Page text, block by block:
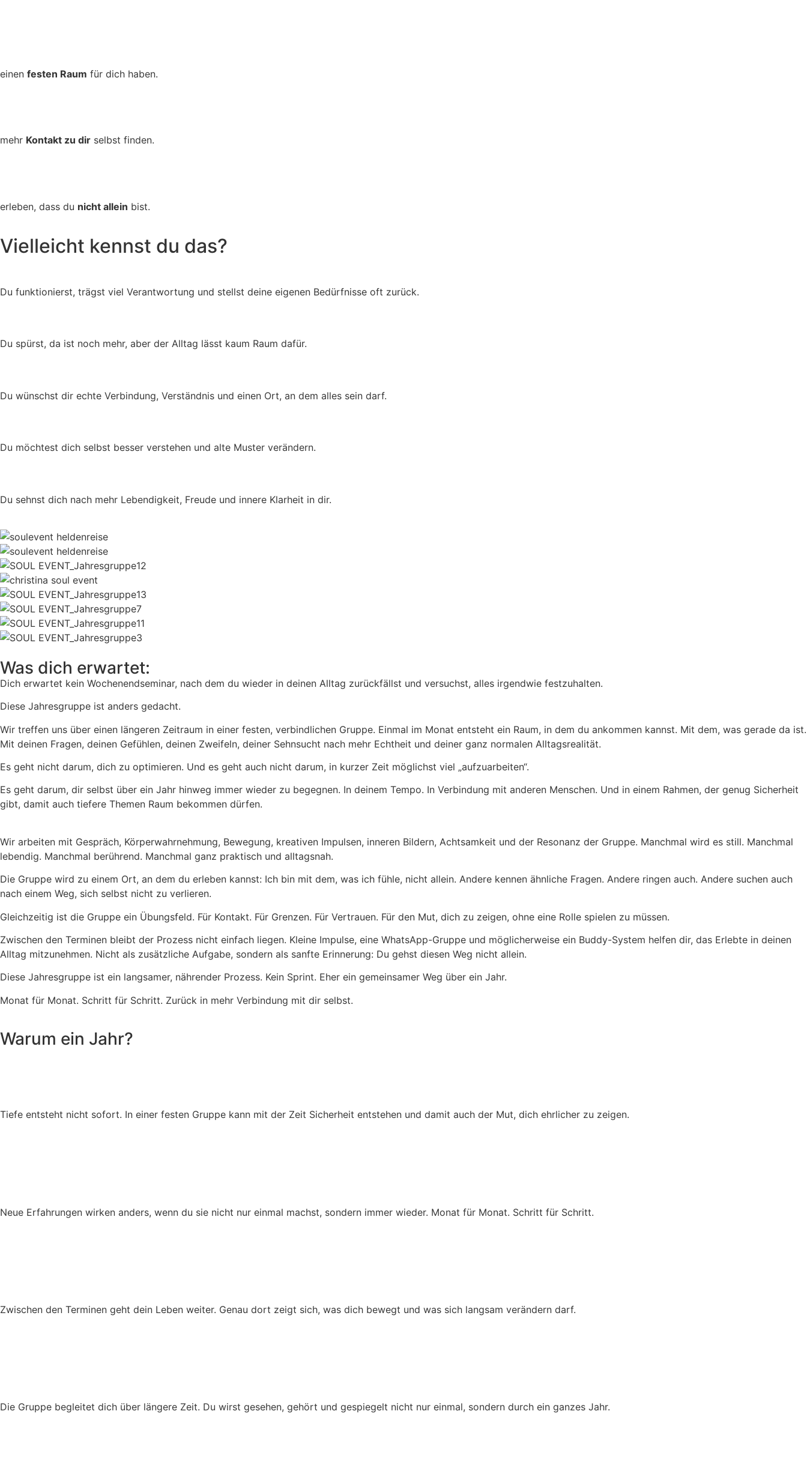
einen festen Raum für dich haben.
mehr Kontakt zu dir selbst finden.
erleben, dass du nicht allein bist.
Vielleicht kennst du das?
Du funktionierst, trägst viel Verantwortung und stellst deine eigenen Bedürfnisse oft zurück.
Du spürst, da ist noch mehr, aber der Alltag lässt kaum Raum dafür.
Du wünschst dir echte Verbindung, Verständnis und einen Ort, an dem alles sein darf.
Du möchtest dich selbst besser verstehen und alte Muster verändern.
Du sehnst dich nach mehr Lebendigkeit, Freude und innere Klarheit in dir.
Was dich erwartet:
Dich erwartet kein Wochenendseminar, nach dem du wieder in deinen Alltag zurückfällst und versuchst, alles irgendwie festzuhalten.
Diese Jahresgruppe ist anders gedacht.
Wir treffen uns über einen längeren Zeitraum in einer festen, verbindlichen Gruppe. Einmal im Monat entsteht ein Raum, in dem du ankommen kannst. Mit dem, was gerade da ist.
Mit deinen Fragen, deinen Gefühlen, deinen Zweifeln, deiner Sehnsucht nach mehr Echtheit und deiner ganz normalen Alltagsrealität.
Es geht nicht darum, dich zu optimieren. Und es geht auch nicht darum, in kurzer Zeit möglichst viel „aufzuarbeiten“.
Es geht darum, dir selbst über ein Jahr hinweg immer wieder zu begegnen. In deinem Tempo. In Verbindung mit anderen Menschen. Und in einem Rahmen, der genug Sicherheit
gibt, damit auch tiefere Themen Raum bekommen dürfen.
Wir arbeiten mit Gespräch, Körperwahrnehmung, Bewegung, kreativen Impulsen, inneren Bildern, Achtsamkeit und der Resonanz der Gruppe. Manchmal wird es still. Manchmal
lebendig. Manchmal berührend. Manchmal ganz praktisch und alltagsnah.
Die Gruppe wird zu einem Ort, an dem du erleben kannst: Ich bin mit dem, was ich fühle, nicht allein. Andere kennen ähnliche Fragen. Andere ringen auch. Andere suchen auch
nach einem Weg, sich selbst nicht zu verlieren.
Gleichzeitig ist die Gruppe ein Übungsfeld. Für Kontakt. Für Grenzen. Für Vertrauen. Für den Mut, dich zu zeigen, ohne eine Rolle spielen zu müssen.
Zwischen den Terminen bleibt der Prozess nicht einfach liegen. Kleine Impulse, eine WhatsApp-Gruppe und möglicherweise ein Buddy-System helfen dir, das Erlebte in deinen
Alltag mitzunehmen. Nicht als zusätzliche Aufgabe, sondern als sanfte Erinnerung: Du gehst diesen Weg nicht allein.
Diese Jahresgruppe ist ein langsamer, nährender Prozess. Kein Sprint. Eher ein gemeinsamer Weg über ein Jahr.
Monat für Monat. Schritt für Schritt. Zurück in mehr Verbindung mit dir selbst.
Warum ein Jahr?
Tiefe entsteht nicht sofort. In einer festen Gruppe kann mit der Zeit Sicherheit entstehen und damit auch der Mut, dich ehrlicher zu zeigen.
Neue Erfahrungen wirken anders, wenn du sie nicht nur einmal machst, sondern immer wieder. Monat für Monat. Schritt für Schritt.
Zwischen den Terminen geht dein Leben weiter. Genau dort zeigt sich, was dich bewegt und was sich langsam verändern darf.
Die Gruppe begleitet dich über längere Zeit. Du wirst gesehen, gehört und gespiegelt nicht nur einmal, sondern durch ein ganzes Jahr.